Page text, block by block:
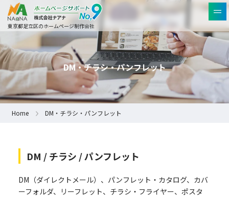
東京都足立区のホームページ制作会社
DM・チラシ・パンフレット
Home DM・チラシ・パンフレット
DM / チラシ / パンフレット
DM（ダイレクトメール）、パンフレット・カタログ、カバ
ーフォルダ、リーフレット、チラシ・フライヤー、ポスタ